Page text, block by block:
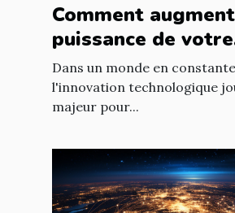
Comment
puissance de votre
entreprise grâce
nouvelles
Dans un monde en
l'innovation technologique
majeur pour...